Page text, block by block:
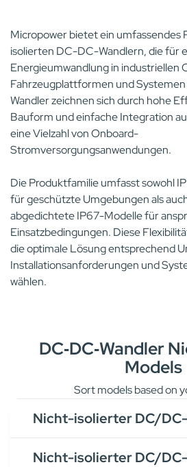
Micropower bietet ein umfassendes
isolierten DC-DC-Wandlern, die für
Energieumwandlung in industriellen
Fahrzeugplattformen und
Wandler zeichnen sich durch hohe
Bauform und einfache Integration
eine Vielzahl von Onboard-
Stromversorgungsanwendungen.
Die Produktfamilie umfasst sowohl
für geschützte Umgebungen als
abgedichtete IP67-Modelle für
Einsatzbedingungen. Diese
die optimale Lösung entsprechend
Installationsanforderungen und
wählen.
DC‑DC‑Wandler
Models
Sort models based on
Nicht-isolierter DC/
Nicht-isolierter DC/